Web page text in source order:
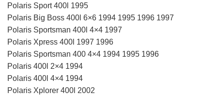
Polaris Sport 400l 1995
Polaris Big Boss 400l 6×6 1994 1995 1996 1997
Polaris Sportsman 400l 4×4 1997
Polaris Xpress 400l 1997 1996
Polaris Sportsman 400 4×4 1994 1995 1996
Polaris 400l 2×4 1994
Polaris 400l 4×4 1994
Polaris Xplorer 400l 2002